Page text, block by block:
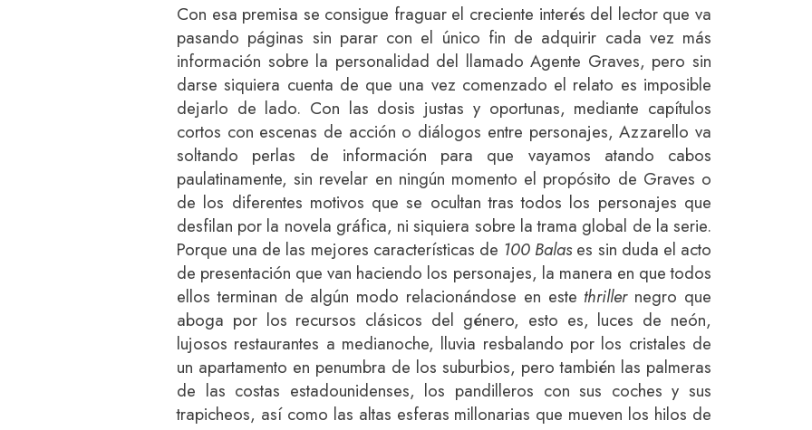
Con esa premisa se consigue fraguar el creciente interés del lector que va
pasando páginas sin parar con el único fin de adquirir cada vez más
información sobre la personalidad del llamado Agente Graves, pero sin
darse siquiera cuenta de que una vez comenzado el relato es imposible
dejarlo de lado. Con las dosis justas y oportunas, mediante capítulos
cortos con escenas de acción o diálogos entre personajes, Azzarello va
soltando perlas de información para que vayamos atando cabos
paulatinamente, sin revelar en ningún momento el propósito de Graves o
de los diferentes motivos que se ocultan tras todos los personajes que
desfilan por la novela gráfica, ni siquiera sobre la trama global de la serie.
Porque una de las mejores características de 100 Balases sin duda el acto
de presentación que van haciendo los personajes, la manera en que todos
ellos terminan de algún modo relacionándose en este thrillernegro que
aboga por los recursos clásicos del género, esto es, luces de neón,
lujosos restaurantes a medianoche, lluvia resbalando por los cristales de
un apartamento en penumbra de los suburbios, pero también las palmeras
de las costas estadounidenses, los pandilleros con sus coches y sus
trapicheos, así como las altas esferas millonarias que mueven los hilos de